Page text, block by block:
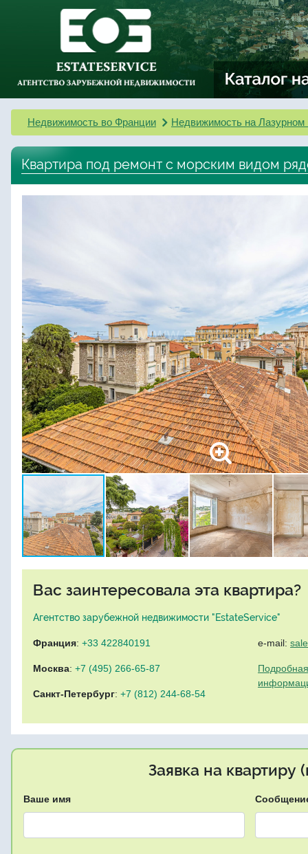
Недвижимость во Франции Недвижимость на Лазурном
Квартира под ремонт с морским видом
Вас заинтересовала эта квартира?
Агентство зарубежной недвижимости "EstateService"
Франция: +33 422840191
Москва: +7 (495) 266-65-87
Санкт-Петербург: +7 (812) 244-68-54
e-mail:
Заявка на квартиру
Ваше имя